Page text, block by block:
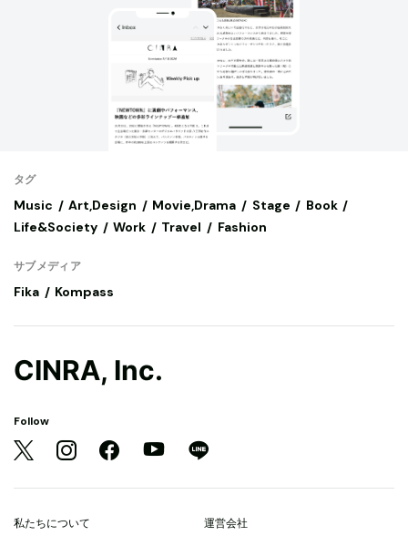
タグ
Music Art,Design Movie,Drama Stage
Book
Life&Society
Work Travel Fashion
サブメディア
Fika Kompass
CINRA, Inc.
Follow
私たちについて 運営会社